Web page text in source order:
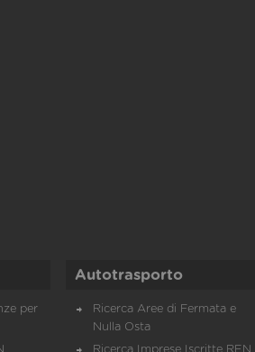
per
Autotrasporto
Ricerca Aree di Fermata e
Nulla Osta